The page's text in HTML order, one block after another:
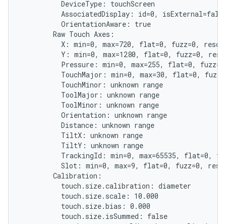
          DeviceType: touchScreen
AssociatedDisplay: id=0,
          OrientationAware: true
        Raw Touch Axes:
X: min=0, max=720, flat=0, fuzz=0,
Y: min=0, max=1280, flat=0, fuzz=0,
Pressure: min=0, max=255, flat=0,
TouchMajor: min=0, max=30, flat=0,
          TouchMinor: unknown range
          ToolMajor: unknown range
          ToolMinor: unknown range
          Orientation: unknown range
          Distance: unknown range
          TiltX: unknown range
          TiltY: unknown range
TrackingId: min=0, max=65535, flat=0,
Slot: min=0, max=9, flat=0, fuzz=0,
        Calibration:
          touch.size.calibration: diameter
          touch.size.scale: 10.000
          touch.size.bias: 0.000
          touch.size.isSummed: false